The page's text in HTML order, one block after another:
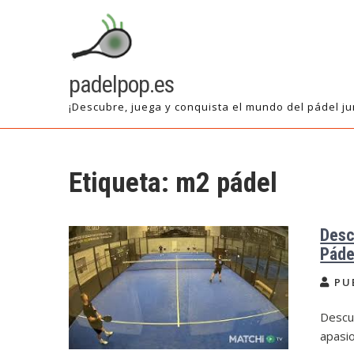
padelpop.es
¡Descubre, juega y conquista el mundo del pádel
Etiqueta: m2 pádel